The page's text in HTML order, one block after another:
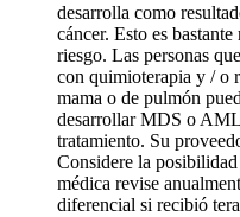
desarrolla como
cáncer. Esto es
riesgo. Las personas
con quimioterapia y / o
mama o de pulmón
desarrollar MDS o
tratamiento. Su
Considere la
médica revise
diferencial si recibió